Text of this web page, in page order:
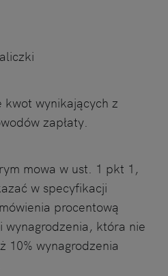
kwot wynikających z
zapłaty.
mowa w ust. 1 pkt 1,
w specyfikacji
procentową
wynagrodzenia, która nie
10% wynagrodzenia